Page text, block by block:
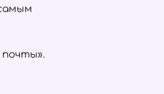
почты».